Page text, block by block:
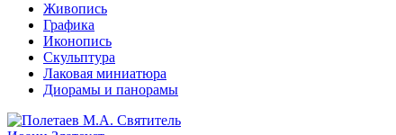
Живопись
Графика
Иконопись
Скульптура
Лаковая миниатюра
Диорамы и панорамы